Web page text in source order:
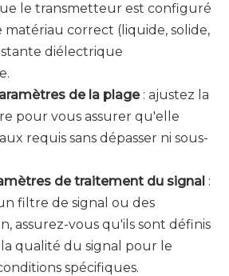
le transmetteur est configuré
correct (liquide, solide,
diélectrique
de la plage: ajustez la
pour vous assurer qu'elle
requis sans dépasser ni sous-
de traitement du signal :
filtre de signal ou des
assurez-vous qu'ils sont définis
qualité du signal pour le
spécifiques.